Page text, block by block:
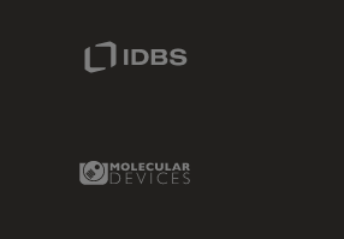
IDBS Link
Molecular Devices Link